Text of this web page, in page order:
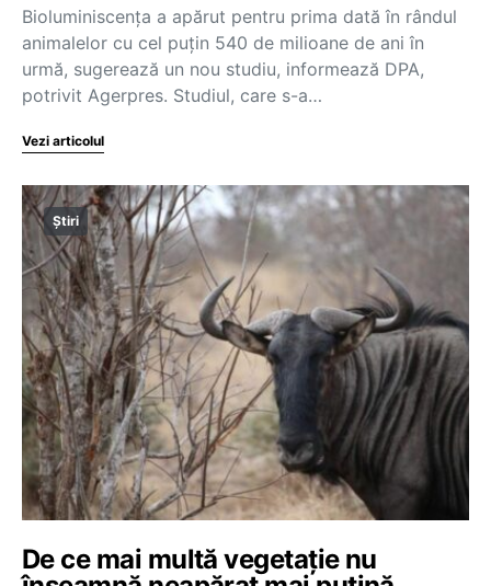
Bioluminiscenţa a apărut pentru prima dată în rândul
animalelor cu cel puţin 540 de milioane de ani în
urmă, sugerează un nou studiu, informează DPA,
potrivit Agerpres. Studiul, care s-a…
Vezi articolul
Știri
De ce mai multă vegetație nu